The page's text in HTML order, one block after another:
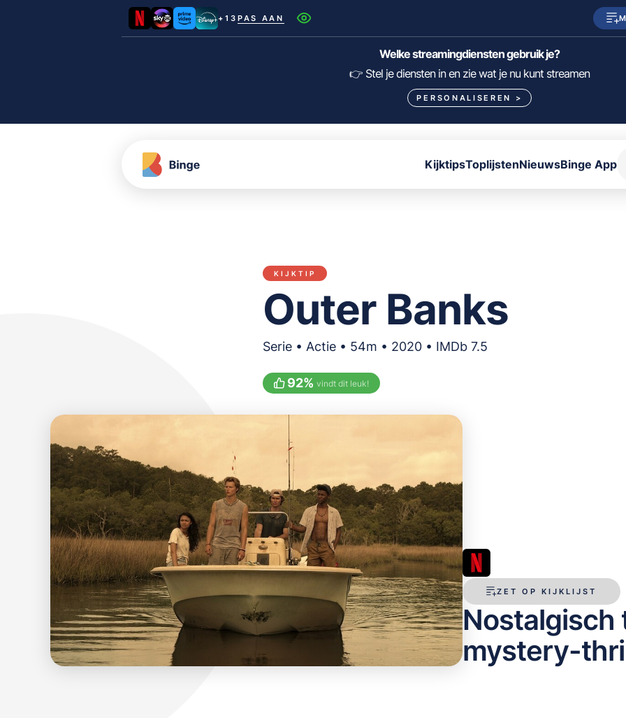
+13 PAS AAN
Netflix SkyShowtime Prime Video
HBO Max NPO Start
Pathé Thuis
Welke streamingdiensten gebruik je?
👉 Stel je diensten in en zie wat je nu kunt streamen
PERSONALISEREN >
KijktipsToplijstenNieuwsBinge App
KIJKTIP
Outer Banks
Serie • Actie • 54m • 2020 • IMDb 7.5
92% vindt dit leuk!
ZET OP KIJKLIJST
Nostalgisch
mystery-